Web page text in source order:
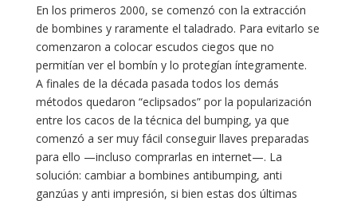
En los primeros 2000, se comenzó con la extracción
de bombines y raramente el taladrado. Para evitarlo se
comenzaron a colocar escudos ciegos que no
permitían ver el bombín y lo protegían íntegramente.
A finales de la década pasada todos los demás
métodos quedaron “eclipsados” por la popularización
entre los cacos de la técnica del bumping, ya que
comenzó a ser muy fácil conseguir llaves preparadas
para ello —incluso comprarlas en internet—. La
solución: cambiar a bombines antibumping, anti
ganzúas y anti impresión, si bien estas dos últimas